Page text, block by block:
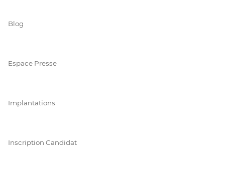
Blog
Espace Presse
Implantations
Inscription Candidat